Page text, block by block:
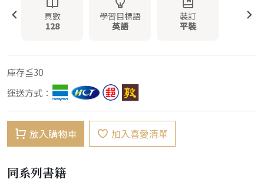
頁數
128
學習目標語
英語
裝訂
平裝
庫存≦30
運送方式：
放入購物車 加入喜愛清單
同系列書籍